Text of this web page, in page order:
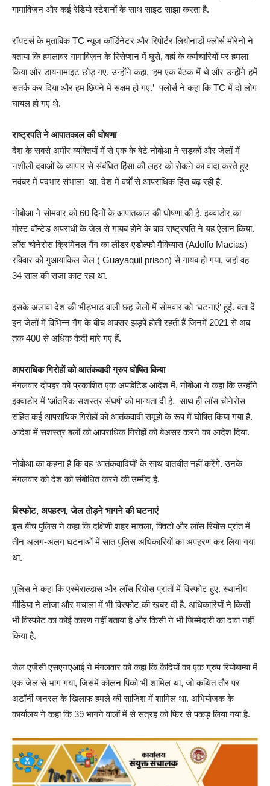
गामाविज़न और कई रेडियो स्टेशनों के साथ साइट साझा करता है.
रॉयटर्स के मुताबिक TC न्यूज कॉर्डिनेटर और रिपोर्टर लियोनार्डो फ्लोर्स मोरेनो ने
बताया कि हमलावर गामाविज़न के रिसेप्शन में घुसे, वहां के कर्मचारियों पर हमला
किया और डायनामाइट छोड़ गए. उन्होंने कहा, ‘हम एक बैठक में थे और उन्होंने हमें
सतर्क कर दिया और हम छिपने में सक्षम हो गए.’ फ्लोर्स ने कहा कि TC में दो लोग
घायल हो गए थे.
राष्ट्रपति ने आपातकाल की घोषणा
देश के सबसे अमीर व्यक्तियों में से एक के बेटे नोबोआ ने सड़कों और जेलों में
नशीली दवाओं के व्यापार से संबंधित हिंसा की लहर को रोकने का वादा करते हुए
नवंबर में पदभार संभाला था. देश में वर्षों से आपराधिक हिंस बढ़ रही है.
नोबोआ ने सोमवार को 60 दिनों के आपातकाल की घोषणा की है. इक्वाडोर का
मोस्ट वॉन्टेड अपराधी के जेल से गायब होने के बाद राष्ट्रपति ने यह ऐलान किया.
लॉस चोनेरोस क्रिमिनल गैंग का लीडर एडोल्फो मैकियास (Adolfo Macias)
रविवार को गुआयाकिल जेल ( Guayaquil prison) से गायब हो गया, जहां वह
34 साल की सजा काट रहा था.
इसके अलावा देश की भीड़भाड़ वाली छह जेलों में सोमवार को ‘घटनाएं’ हुईं. बता दें
इन जेलों में विभिन्न गैंग के बीच अक्सर झड़पें होती रहती हैं जिनमें 2021 से अब
तक 400 से अधिक कैदी मारे गए हैं.
आपराधिक गिरोहों को आतंकवादी ग्रुप घोषित किया
मंगलवार दोपहर को प्रकाशित एक अपडेटिड आदेश में, नोबोआ ने कहा कि उन्होंने
इक्वाडोर में ‘आंतरिक सशस्त्र संघर्ष’ को मान्यता दी है. साथ ही लॉस चोनेरोस
सहित कई आपराधिक गिरोहों को आतंकवादी समूहों के रूप में घोषित किया गया है.
आदेश में सशस्त्र बलों को आपराधिक गिरोहों को बेअसर करने का आदेश दिया.
नोबोआ का कहना है कि वह ‘आतंकवादियों’ के साथ बातचीत नहीं करेंगे. उनके
मंगलवार को देश को संबोधित करने की उम्मीद है.
विस्फोट, अपहरण, जेल तोड़ने भागने की घटनाएं
इस बीच पुलिस ने कहा कि दक्षिणी शहर माचला, क्विटो और लॉस रियोस प्रांत में
तीन अलग-अलग घटनाओं में सात पुलिस अधिकारियों का अपहरण कर लिया गया
था.
पुलिस ने कहा कि एस्मेराल्डास और लॉस रियोस प्रांतों में विस्फोट हुए. स्थानीय
मीडिया ने लोजा और मचाला में भी विस्फोट की खबर दी है. अधिकारियों ने किसी
भी विस्फोट का कोई कारण नहीं बताया है और किसी ने भी जिम्मेदारी का दावा नहीं
किया है.
जेल एजेंसी एसएनएआई ने मंगलवार को कहा कि कैदियों का एक ग्रुप रियोबाम्बा में
एक जेल से भाग गया, जिसमें कोलन पिको भी शामिल था, जो कथित तौर पर
अटॉर्नी जनरल के खिलाफ हमले की साजिश में शामिल था. अभियोजक के
कार्यालय ने कहा कि 39 भागने वालों में से सत्रह को फिर से पकड़ लिया गया है.